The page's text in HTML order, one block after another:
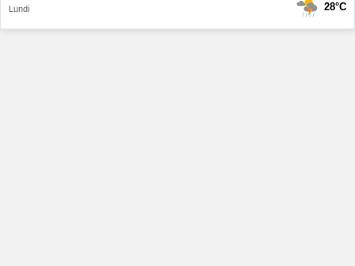
Lundi 28°C